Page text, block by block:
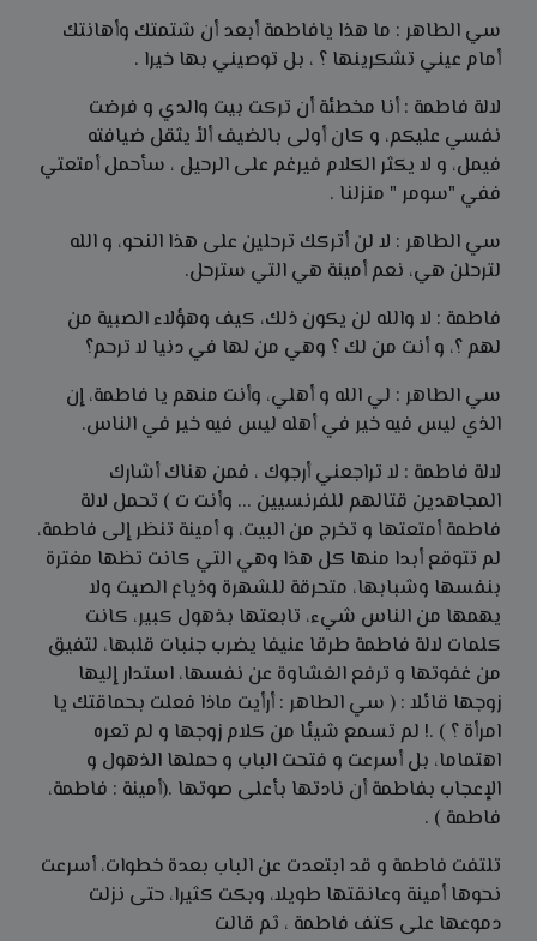
سي الطاهر : ما هذا يافاطمة أبعد أن شتمتك وأهانتك
أمام عيني تشكرينها ؟ ، بل توصيني بها خيرا .
لالة فاطمة : أنا مخطئة أن تركت بيت والدي و فرضت
نفسي علیکم، و كان أولى بالضيف ألأ يثقل ضيافته
فيمل، و لا يكثر الكلام فيرغم على الرحيل ، سأحمل أمتعتي
ففي "سومر " منزلنا .
سي الطاهر : لا لن أتركك ترحلين على هذا النحو، و الله
لترحلن هي، نعم أمينة هي التي سترحل.
فاطمة : لا والله لن يكون ذلك، كيف وهؤلاء الصبية من
لهم ؟، و أنت من لك ؟ وهي من لها في دنيا لا ترحم؟
سي الطاهر : لي الله و أهلي، وأنت منهم يا فاطمة، إن
الذي ليس فيه خير في أهله ليس فيه خير في الناس.
لالة فاطمة : لا تراجعني أرجوك ، فمن هناك أشارك
المجاهدين قتالهم للفرنسيين ... وأنت ت ) تحمل لالة
فاطمة أمتعتها و تخرج من البيت، و أمينة تنظر إلى فاطمة،
لم تتوقع أبدا منها كل هذا وهي التي كانت تظها مغترة
بنفسها وشبابها، متحرقة للشهرة وذياع الصيت ولا
يهمها من الناس شيء، تابعتها بذهول كبير، كانت
كلمات لالة فاطمة طرقا عنيفا يضرب جنبات قلبها، لتفيق
من غفوتها و ترفع الغشاوة عن نفسها، استدار إليها
زوجها قائلا : ( سي الطاهر : أرأيت ماذا فعلت بحماقتك يا
امرأة ؟ ) .! لم تسمع شيئا من كلام زوجها و لم تعره
اهتماما، بل أسرعت و فتحت الباب و حملها الذهول و
الإعجاب بفاطمة أن نادتها بأعلى صوتها .(أمينة : فاطمة،
فاطمة ) .
تلتفت فاطمة و قد ابتعدت عن الباب بعدة خطوات، أسرعت
نحوها أمينة وعانقتها طويلا، وبكت كثيرا، حتى نزلت
دموعها على كتف فاطمة ، ثم قالت